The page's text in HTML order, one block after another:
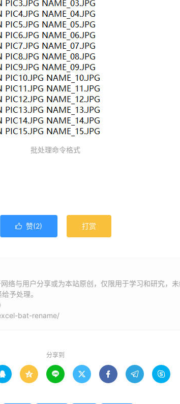
批处理命令格式
 赞(2) 打赏
络与用户分享或为本站原创，仅限用于学习和研究，未
予处理。
bat-rename/
分享到
     